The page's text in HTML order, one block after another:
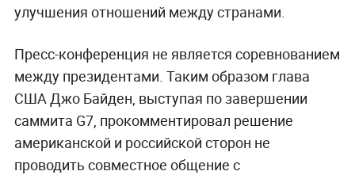
улучшения отношений между странами.
Пресс-конференция не является соревнованием
между президентами. Таким образом глава
США Джо Байден, выступая по завершении
саммита G7, прокомментировал решение
американской и российской сторон не
проводить совместное общение с